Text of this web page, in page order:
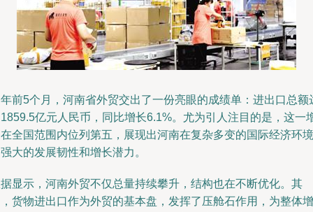
前5个月，河南省外贸交出了一份亮眼的成绩单：进出口总额
亿元人民币，同比增长6.1%。尤为引人注目的是，这一
全国范围内位列第五，展现出河南在复杂多变的国际经济环境
大的发展韧性和增长潜力。
显示，河南外贸不仅总量持续攀升，结构也在不断优化。其
货物进出口作为外贸的基本盘，发挥了压舱石作用，为整体增